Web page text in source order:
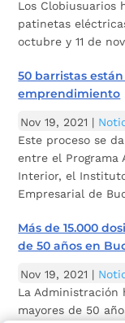
Los Clobiusuarios
patinetas
octubre y 11 de
50 barristas
emprendimiento
Nov 19, 2021 |
Este proceso se
entre el Programa
Interior, el
Empresarial de
Más de 15.000
de 50 años en
Nov 19, 2021 |
La Administración
mayores de 50